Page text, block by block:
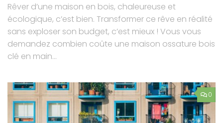
Rêver d’une maison en bois, chaleureuse et
écologique, c’est bien. Transformer ce rêve en réalité
sans exploser son budget, c’est mieux ! Vous vous
demandez combien coûte une maison ossature bois
clé en main...
0